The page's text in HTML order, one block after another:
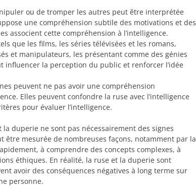
ou de tromper les autres peut être interprétée
une compréhension subtile des motivations et des
associent cette compréhension à l’intelligence.
que les films, les séries télévisées et les romans,
et manipulateurs, les présentant comme des génies
influencer la perception du public et renforcer l’idée
peuvent ne pas avoir une compréhension
Elles peuvent confondre la ruse avec l’intelligence
pour évaluer l’intelligence.
duperie ne sont pas nécessairement des signes
être mesurée de nombreuses façons, notamment par la
à comprendre des concepts complexes, à
éthiques. En réalité, la ruse et la duperie sont
avoir des conséquences négatives à long terme sur
personne.